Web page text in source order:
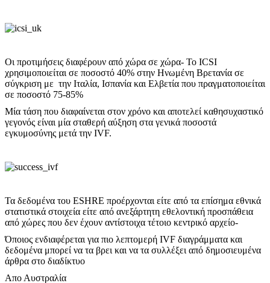
Οι προτιμήσεις διαφέρουν από χώρα σε χώρα- Το ICSI
χρησιμοποιείται σε ποσοστό 40% στην Ηνωμένη Βρετανία σε
σύγκριση με την Ιταλία, Ισπανία και Ελβετία που πραγματοποιείται
σε ποσοστό 75-85%
Μία τάση που διαφαίνεται στον χρόνο και αποτελεί καθησυχαστικό
γεγονός είναι μία σταθερή αύξηση στα γενικά ποσοστά
εγκυμοσύνης μετά την IVF.
Τα δεδομένα του ESHRE προέρχονται είτε από τα επίσημα εθνικά
στατιστικά στοιχεία είτε από ανεξάρτητη εθελοντική προσπάθεια
από χώρες που δεν έχουν αντίστοιχα τέτοιο κεντρικό αρχείο-
Όποιος ενδιαφέρεται για πιο λεπτομερή IVF διαγράμματα και
δεδομένα μπορεί να τα βρει και να τα συλλέξει από δημοσιευμένα
άρθρα στο διαδίκτυο
Απο Αυστραλία